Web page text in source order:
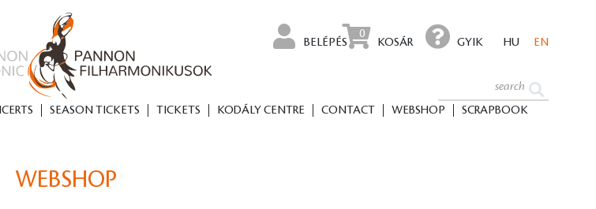
SEASON TICKETS TICKETS KODÁLY CENTRE CONTACT WEBSHOP SCRAPBOOK
BELÉPÉS
0
KOSÁR GYIK HU EN
WEBSHOP